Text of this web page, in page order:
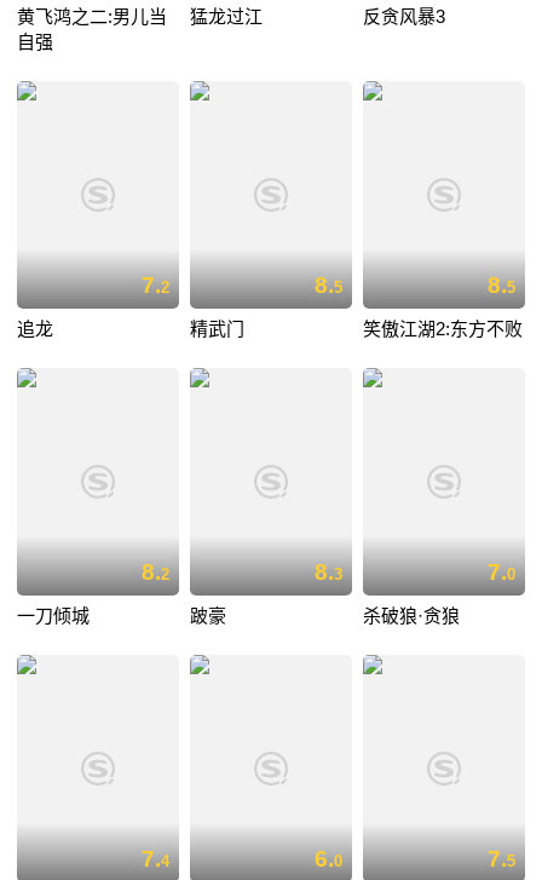
黄飞鸿之二:男儿当
自强
猛龙过江 反贪风暴3
7.2
追龙
8.5
精武门
8.5
笑傲江湖2:东方不败
8.2
一刀倾城
8.3
跛豪
7.0
杀破狼·贪狼
7.4 6.0 7.5